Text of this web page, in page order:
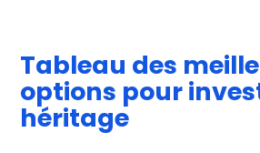
Tableau des
options pour
héritage